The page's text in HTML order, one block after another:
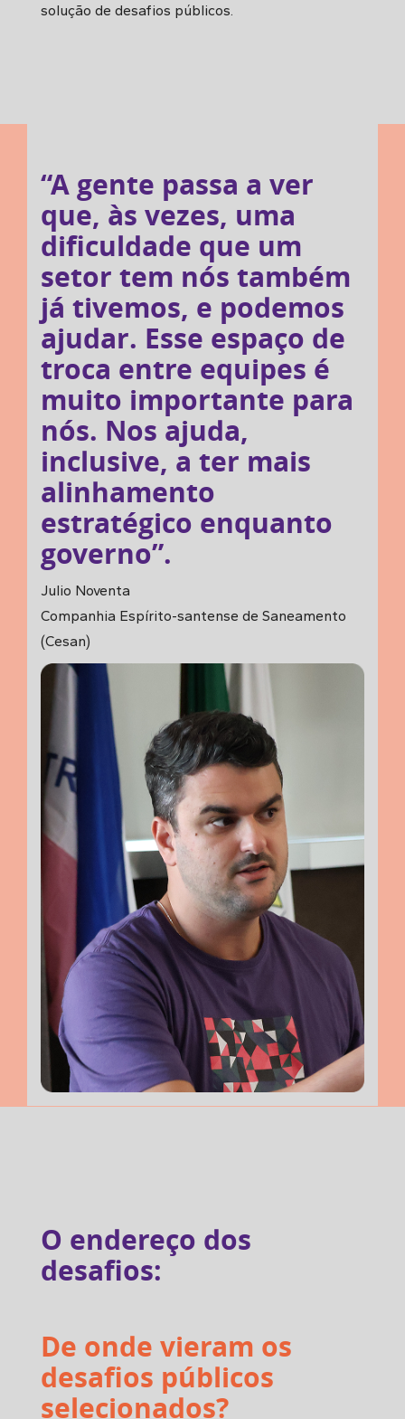
solução de desafios públicos.
“A gente passa a ver
que, às vezes, uma
dificuldade que um
setor tem nós também
já tivemos, e podemos
ajudar. Esse espaço de
troca entre equipes é
muito importante para
nós. Nos ajuda,
inclusive, a ter mais
alinhamento
estratégico enquanto
governo”.
Julio Noventa
Companhia Espírito-santense de Saneamento
(Cesan)
O endereço dos
desafios:
De onde vieram os
desafios públicos
selecionados?